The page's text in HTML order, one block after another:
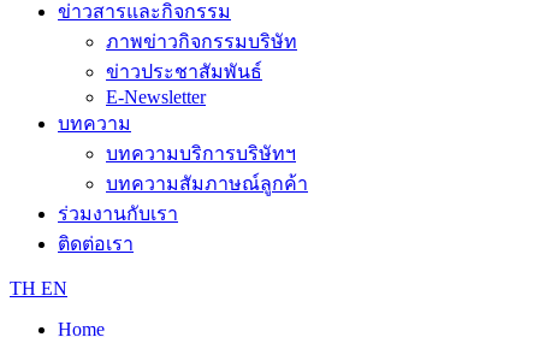
ข่าวสารและกิจกรรม
ภาพข่าวกิจกรรมบริษัท
ข่าวประชาสัมพันธ์
E-Newsletter
บทความ
บทความบริการบริษัทฯ
บทความสัมภาษณ์ลูกค้า
ร่วมงานกับเรา
ติดต่อเรา
TH EN
Home